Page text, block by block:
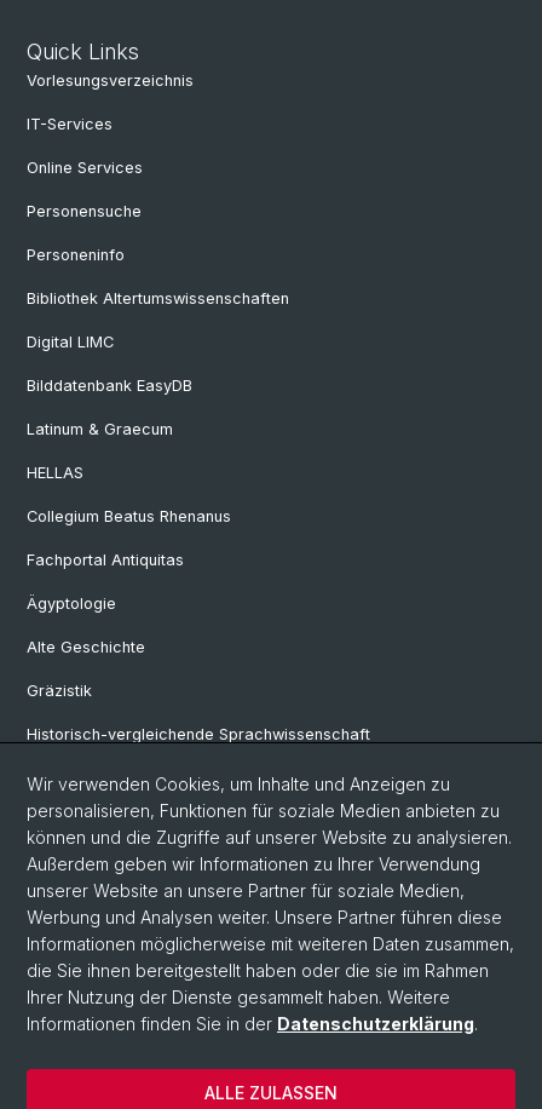
Quick Links
Vorlesungsverzeichnis
IT-Services
Online Services
Personensuche
Personeninfo
Bibliothek Altertumswissenschaften
Digital LIMC
Bilddatenbank EasyDB
Latinum & Graecum
HELLAS
Collegium Beatus Rhenanus
Fachportal Antiquitas
Ägyptologie
Alte Geschichte
Gräzistik
Historisch-vergleichende Sprachwissenschaft
Klassische Archäologie
Latinistik
Ur- und Frühgeschichtliche und Provinzialrömische Archäologie
Vindonissa-Professur
© Universität Basel
Philosophisch-Historische Fakultät
Home
Datenschutzerklärung
Wir verwenden Cookies, um Inhalte und Anzeigen zu
personalisieren, Funktionen für soziale Medien anbieten zu
können und die Zugriffe auf unserer Website zu analysieren.
Außerdem geben wir Informationen zu Ihrer Verwendung
unserer Website an unsere Partner für soziale Medien,
Werbung und Analysen weiter. Unsere Partner führen diese
Informationen möglicherweise mit weiteren Daten zusammen,
die Sie ihnen bereitgestellt haben oder die sie im Rahmen
Ihrer Nutzung der Dienste gesammelt haben. Weitere
Informationen finden Sie in der Datenschutzerklärung.
ALLE ZULASSEN